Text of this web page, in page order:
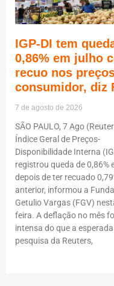
IGP-DI tem
0,86% em julho
recuo nos
consumidor, diz
7 de agosto de 2026
SÃO PAULO, 7 Ago
Índice Geral de Preços-
Disponibilidade Interna
registrou queda de 0,86%
depois de ter recuado
anterior, informou a
Getulio Vargas (FGV)
feira. A deflação no mês
intensa do que a
pesquisa da Reuters,